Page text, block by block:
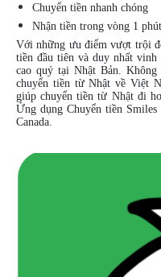
Chuyển tiền nhanh chóng
Nhận tiền trong vòng 1 phút
Với những ưu điểm vượt trội
tiền đầu tiên và duy nhất vinh
cao quý tại Nhật Bản.
chuyển tiền từ Nhật về Việt
giúp chuyển tiền từ Nhật đi
Ứng dụng Chuyển tiền
Canada.